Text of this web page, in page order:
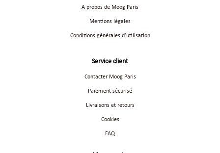
A propos de Moog Paris
Mentions légales
Conditions générales d’utilisation
Service client
Contacter Moog Paris
Paiement sécurisé
Livraisons et retours
Cookies
FAQ